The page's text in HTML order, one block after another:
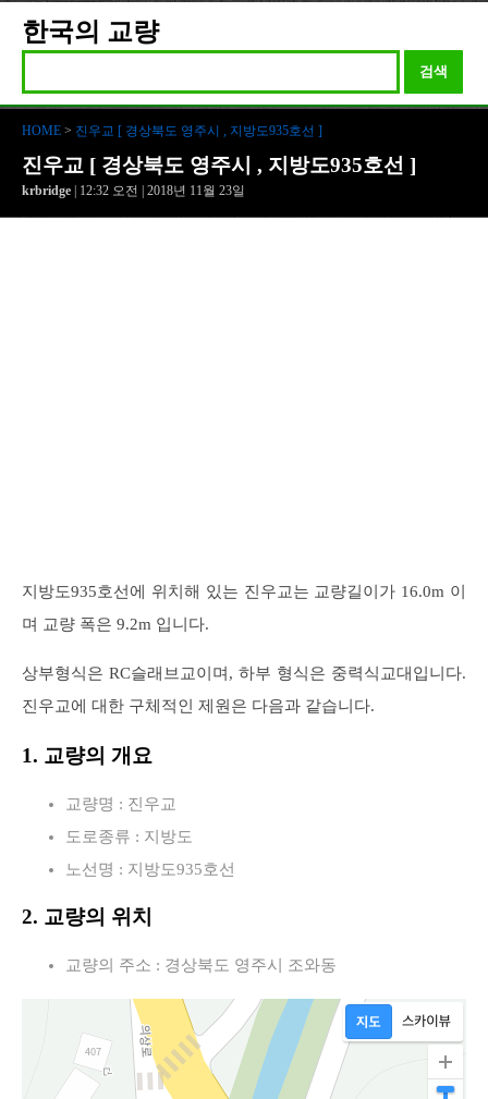
한국의 교량
검색
HOME > 진우교 [ 경상북도 영주시 , 지방도935호선 ]
진우교 [ 경상북도 영주시 , 지방도935호선 ]
krbridge | 12:32 오전 | 2018년 11월 23일
지방도935호선에 위치해 있는 진우교는 교량길이가 16.0m 이
며 교량 폭은 9.2m 입니다.
상부형식은 RC슬래브교이며, 하부 형식은 중력식교대입니다.
진우교에 대한 구체적인 제원은 다음과 같습니다.
1. 교량의 개요
교량명 : 진우교
도로종류 : 지방도
노선명 : 지방도935호선
2. 교량의 위치
교량의 주소 : 경상북도 영주시 조와동